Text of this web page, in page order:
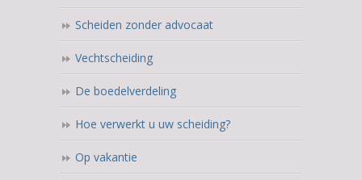
Scheiden zonder advocaat
Vechtscheiding
De boedelverdeling
Hoe verwerkt u uw scheiding?
Op vakantie